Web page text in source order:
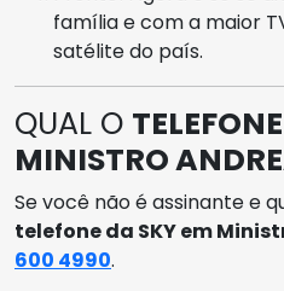
família e com a maior
satélite do país.
QUAL O
MINISTRO
Se você não é assinante e
telefone da SKY em
600 4990.